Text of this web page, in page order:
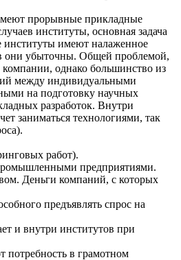
прорывные прикладные
институты, основная задача
институты имеют налаженное
они убыточны. Общей проблемой,
однако большинство из
между индивидуальными
на подготовку научных
разработок. Внутри
заниматься технологиями, так
работ).
предприятиями.
Деньги компаний, с которых
предъявлять спрос на
и внутри институтов при
потребность в грамотном